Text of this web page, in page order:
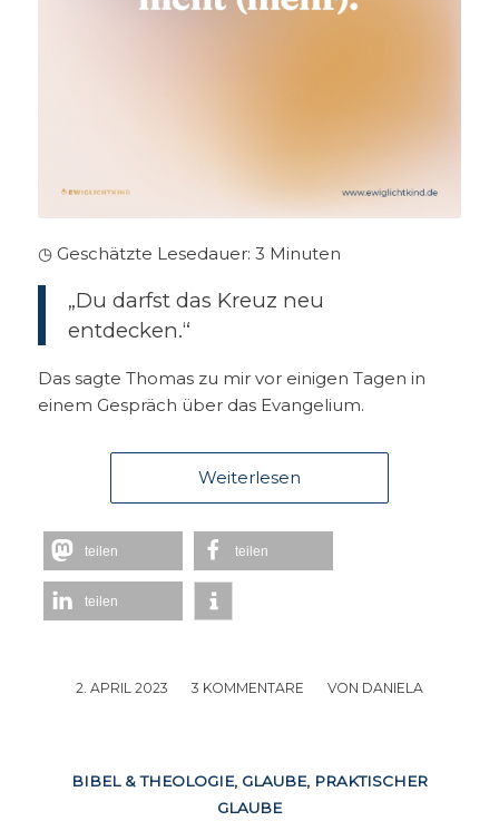
◷ Geschätzte Lesedauer: 3 Minuten
„Du darfst das Kreuz neu
entdecken.“
Das sagte Thomas zu mir vor einigen Tagen in
einem Gespräch über das Evangelium.
Weiterlesen
teilen teilen
teilen
2. APRIL 2023
/ 3 KOMMENTARE
/ VON DANIELA
BIBEL & THEOLOGIE, GLAUBE, PRAKTISCHER
GLAUBE